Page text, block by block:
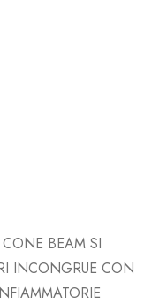
BEAM SI
INCONGRUE CON